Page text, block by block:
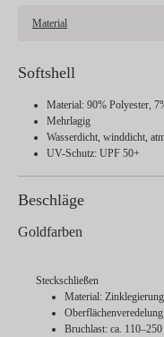
Material
Softshell
Material: 90% Polyester,
Mehrlagig
Wasserdicht, winddicht,
UV-Schutz: UPF 50+
Beschläge
Goldfarben
Steckschließen
Material: Zinklegierung
Bruchlast: ca.